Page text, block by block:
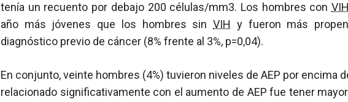
tenía un recuento por debajo 200 células/mm3. Los hombres conVIH
año más jóvenes que los hombres sinVIH y fueron más
diagnóstico previo de cáncer (8% frente al 3%, p=0,04).
En conjunto, veinte hombres (4%) tuvieron niveles de AEP por encima
relacionado significativamente con el aumento de AEP fue tener